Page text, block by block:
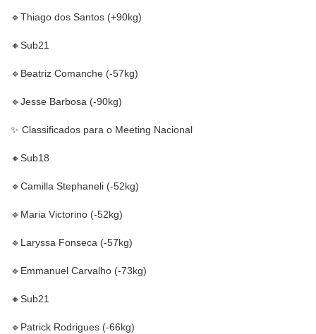
🔹Thiago dos Santos (+90kg)
🔸️Sub21
🔹Beatriz Comanche (-57kg)
🔹Jesse Barbosa (-90kg)
✨️ Classificados para o Meeting Nacional
🔸️Sub18
🔹️Camilla Stephaneli (-52kg)
🔹️Maria Victorino (-52kg)
🔹️Laryssa Fonseca (-57kg)
🔹Emmanuel Carvalho (-73kg)
🔸️Sub21
🔹️Patrick Rodrigues (-66kg)